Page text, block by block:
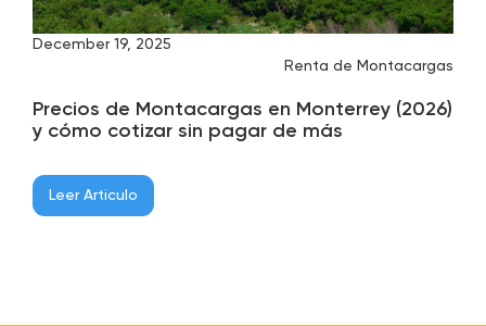
December 19, 2025
Renta de Montacargas
Precios de Montacargas en Monterrey (2026)
y cómo cotizar sin pagar de más
Leer Articulo